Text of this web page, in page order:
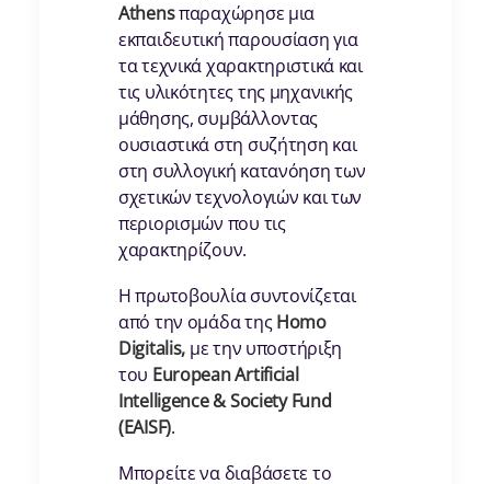
Athensπαραχώρησε μια
εκπαιδευτική παρουσίαση για
τα τεχνικά χαρακτηριστικά και
τις υλικότητες της μηχανικής
μάθησης, συμβάλλοντας
ουσιαστικά στη συζήτηση και
στη συλλογική κατανόηση των
σχετικών τεχνολογιών και των
περιορισμών που τις
χαρακτηρίζουν.
Η πρωτοβουλία συντονίζεται
από την ομάδα τηςHomo
Digitalis, με την υποστήριξη
του European Artificial
Intelligence & Society Fund
(EAISF).
Μπορείτε να διαβάσετε το